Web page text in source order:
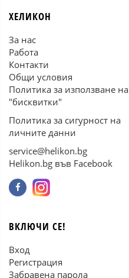
ХЕЛИКОН
За нас
Работа
Контакти
Общи условия
Политика за използване на
"бисквитки"
Политика за сигурност на
личните данни
service@helikon.bg
Helikon.bg във Facebook
ВКЛЮЧИ СЕ!
Вход
Регистрация
Забравена парола